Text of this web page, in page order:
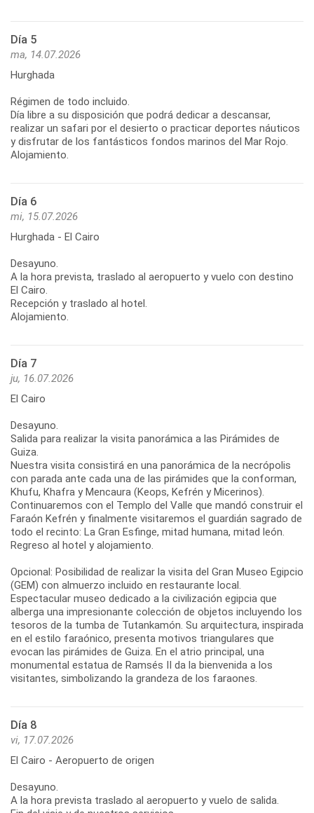
Día 5
ma, 14.07.2026
Hurghada
Régimen de todo incluido.
Día libre a su disposición que podrá dedicar a descansar,
realizar un safari por el desierto o practicar deportes náuticos
y disfrutar de los fantásticos fondos marinos del Mar Rojo.
Alojamiento.
Día 6
mi, 15.07.2026
Hurghada - El Cairo
Desayuno.
A la hora prevista, traslado al aeropuerto y vuelo con destino
El Cairo.
Recepción y traslado al hotel.
Alojamiento.
Día 7
ju, 16.07.2026
El Cairo
Desayuno.
Salida para realizar la visita panorámica a las Pirámides de
Guiza.
Nuestra visita consistirá en una panorámica de la necrópolis
con parada ante cada una de las pirámides que la conforman,
Khufu, Khafra y Mencaura (Keops, Kefrén y Micerinos).
Continuaremos con el Templo del Valle que mandó construir el
Faraón Kefrén y finalmente visitaremos el guardián sagrado de
todo el recinto: La Gran Esfinge, mitad humana, mitad león.
Regreso al hotel y alojamiento.
Opcional: Posibilidad de realizar la visita del Gran Museo Egipcio
(GEM) con almuerzo incluido en restaurante local.
Espectacular museo dedicado a la civilización egipcia que
alberga una impresionante colección de objetos incluyendo los
tesoros de la tumba de Tutankamón. Su arquitectura, inspirada
en el estilo faraónico, presenta motivos triangulares que
evocan las pirámides de Guiza. En el atrio principal, una
monumental estatua de Ramsés II da la bienvenida a los
visitantes, simbolizando la grandeza de los faraones.
Día 8
vi, 17.07.2026
El Cairo - Aeropuerto de origen
Desayuno.
A la hora prevista traslado al aeropuerto y vuelo de salida.